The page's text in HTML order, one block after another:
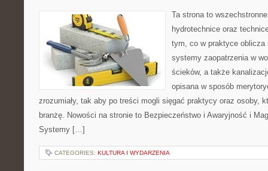
Ta strona to
hydrotechnice oraz
tym, co w praktyce
systemy zaopatrzenia w
ścieków, a także
opisana w sposób
zrozumiały, tak aby po treści mogli sięgać praktycy oraz osoby,
branżę. Nowości na stronie to Bezpieczeństwo i Awaryjność i
Systemy […]
CATEGORIES: KULTURA I WYDARZENIA